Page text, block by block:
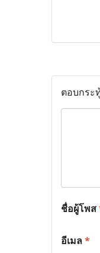
ตอบกระ
ชื่อผู้โพส
อีเมล*